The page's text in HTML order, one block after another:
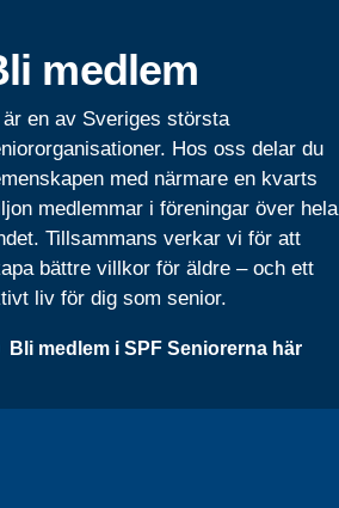
medlem
en av Sveriges största
Hos oss delar du
med närmare en kvarts
medlemmar i föreningar över hela
Tillsammans verkar vi för att
bättre villkor för äldre – och ett
liv för dig som senior.
Bli medlem i SPF Seniorerna här